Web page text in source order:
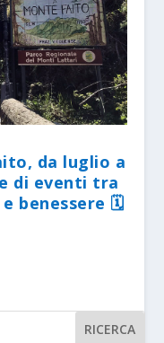
da luglio a
di eventi tra
benessere 🗓